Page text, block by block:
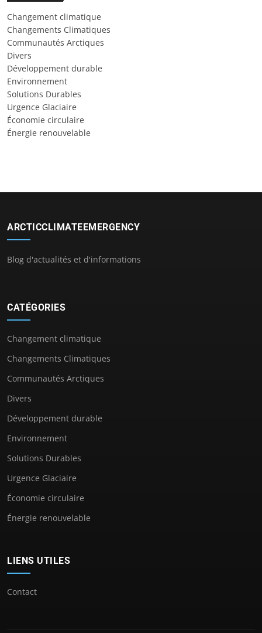
Changement climatique
Changements Climatiques
Communautés Arctiques
Divers
Développement durable
Environnement
Solutions Durables
Urgence Glaciaire
Économie circulaire
Énergie renouvelable
ARCTICCLIMATEEMERGENCY
Blog d'actualités et d'informations
CATÉGORIES
Changement climatique
Changements Climatiques
Communautés Arctiques
Divers
Développement durable
Environnement
Solutions Durables
Urgence Glaciaire
Économie circulaire
Énergie renouvelable
LIENS UTILES
Contact